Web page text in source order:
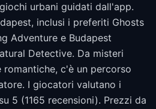
urbani guidati dall'app.
inclusi i preferiti Ghosts
Adventure e Budapest
Detective. Da misteri
c'è un percorso
I giocatori valutano i
5 (1165 recensioni). Prezzi da